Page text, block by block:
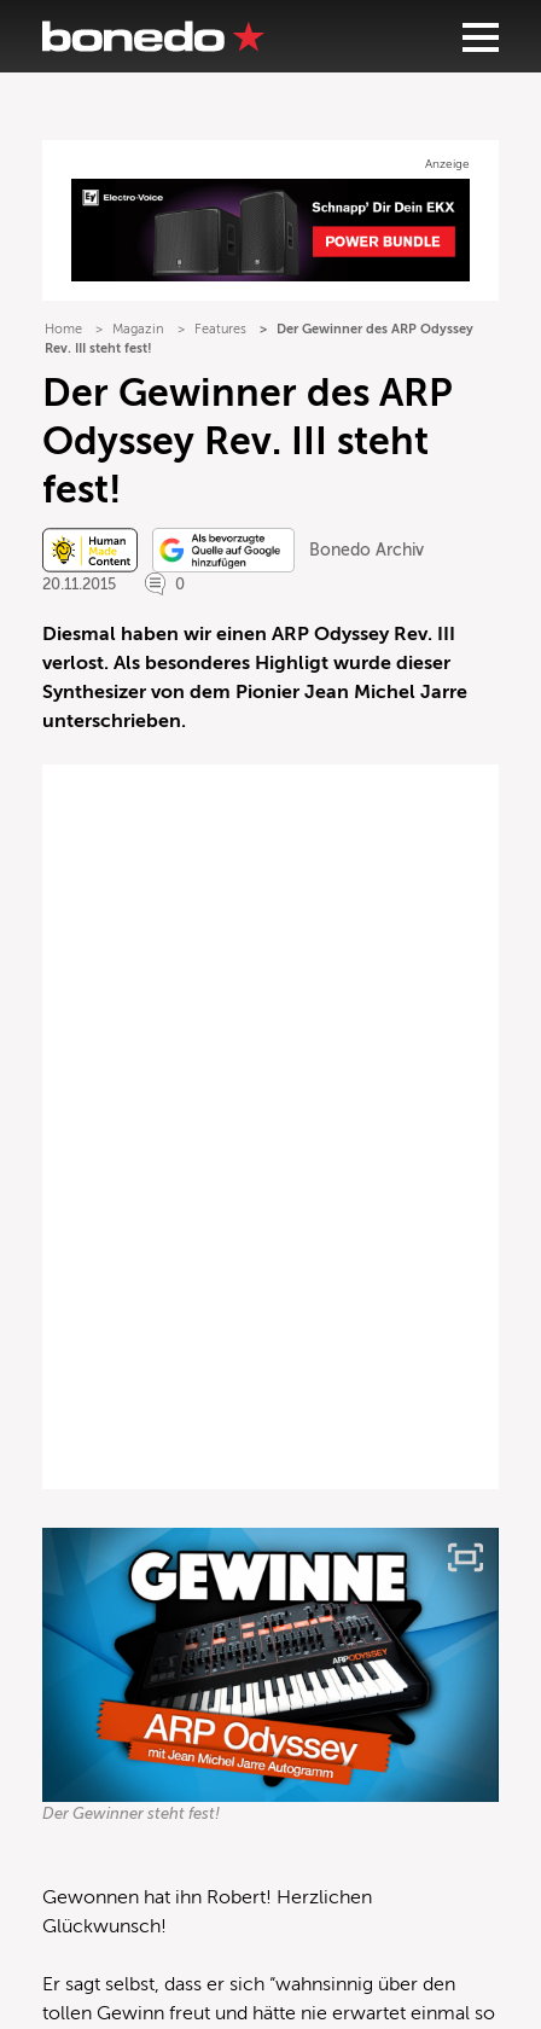
Anzeige
Home Magazin Features
Der Gewinner des ARP Odyssey
Rev. III steht fest!
Der Gewinner des ARP
Odyssey Rev. III steht
fest!
Bonedo Archiv
20.11.2015
0
Diesmal haben wir einen ARP Odyssey Rev. III
verlost. Als besonderes Highligt wurde dieser
Synthesizer von dem Pionier Jean Michel Jarre
unterschrieben.
Der Gewinner steht fest!
Gewonnen hat ihn Robert! Herzlichen
Glückwunsch!
Er sagt selbst, dass er sich “wahnsinnig über den
tollen Gewinn freut und hätte nie erwartet einmal so